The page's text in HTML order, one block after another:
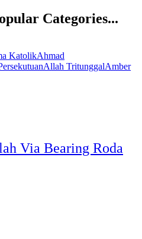
Categories...
KatolikAhmad
Allah TritunggalAmber
Via Bearing Roda